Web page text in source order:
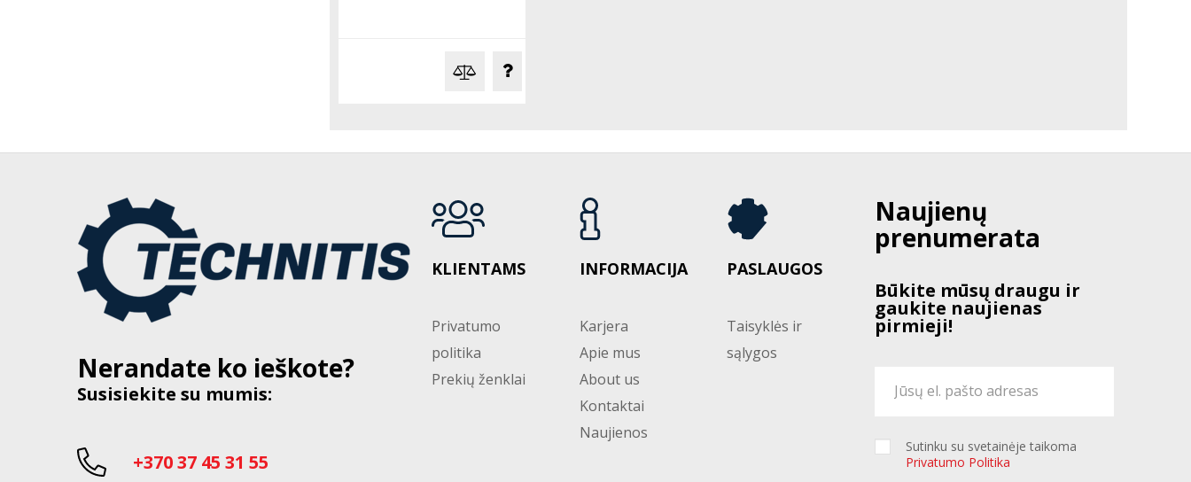
Nerandate ko ieškote?
Susisiekite su mumis:
+370 37 45 31 55
KLIENTAMS
Privatumo
politika
Prekių ženklai
INFORMACIJA
Karjera
Apie mus
About us
Kontaktai
Naujienos
PASLAUGOS
Taisyklės ir
sąlygos
Naujienų
prenumerata
Būkite mūsų draugu ir
gaukite naujienas
pirmieji!
Sutinku su svetainėje taikoma
Privatumo Politika